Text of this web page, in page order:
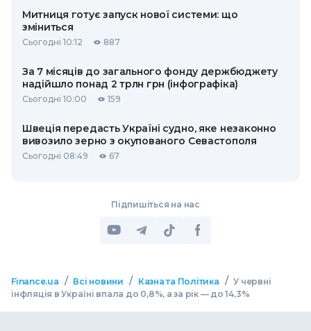
Митниця готує запуск нової системи: що
зміниться
Сьогодні 10:12 887
За 7 місяців до загального фонду держбюджету
надійшло понад 2 трлн грн (інфографіка)
Сьогодні 10:00 159
Швеція передасть Україні судно, яке незаконно
вивозило зерно з окупованого Севастополя
Сьогодні 08:49 67
Підпишіться на нас
Finance.ua / Всі новини / Казна та Політика / У червні
інфляція в Україні впала до 0,8%, а за рік — до 14,3%